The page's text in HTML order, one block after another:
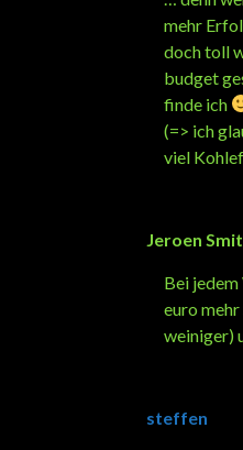
mehr
doch toll
budget
finde ich
(=> ich
viel
Jeroen
Bei
euro
weiniger)
steffen